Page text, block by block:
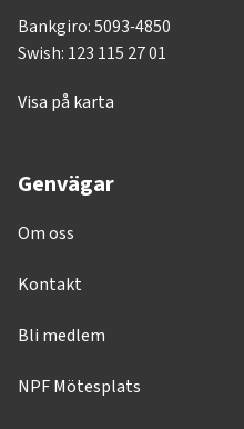
Bankgiro: 5093-4850
Swish: 123 115 27 01
Visa på karta
Genvägar
Om oss
Kontakt
Bli medlem
NPF Mötesplats